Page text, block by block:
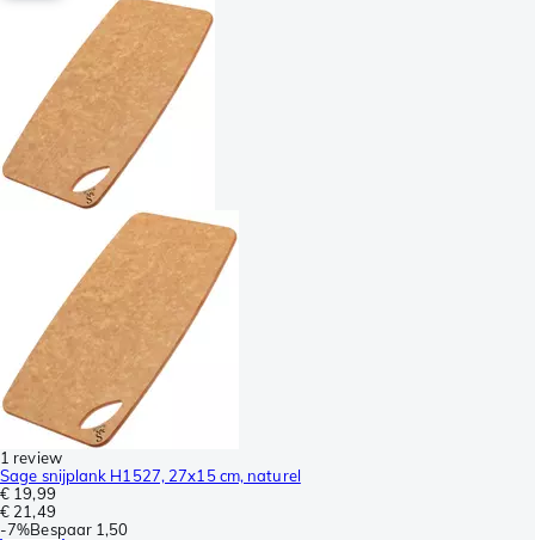
1 review
Sage snijplank H1527, 27x15 cm, naturel
€ 19,99
€ 21,49
-7%Bespaar 1,50